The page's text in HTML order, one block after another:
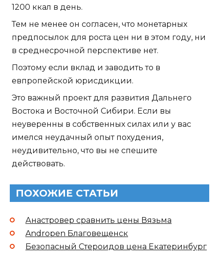
1200 ккал в день.
Тем не менее он согласен, что монетарных
предпосылок для роста цен ни в этом году, ни
в среднесрочной перспективе нет.
Поэтому если вклад и заводить то в
евпропейской юрисдикции.
Это важный проект для развития Дальнего
Востока и Восточной Сибири. Если вы
неуверенны в собственных силах или у вас
имелся неудачный опыт похудения,
неудивительно, что вы не спешите
действовать.
ПОХОЖИЕ СТАТЬИ
Анастровер сравнить цены Вязьма
Andropen Благовещенск
Безопасный Стероидов цена Екатеринбург